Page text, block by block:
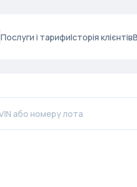
Послуги і тарифиІсторія клієнтів